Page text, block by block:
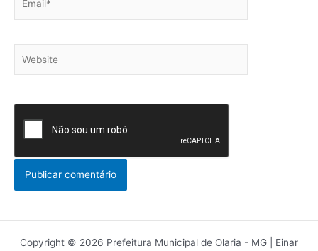
Copyright © 2026 Prefeitura Municipal de Olaria - MG | Einar